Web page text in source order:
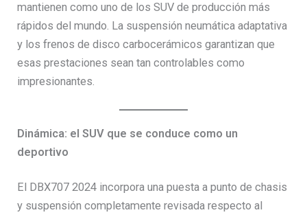
mantienen como uno de los SUV de producción más
rápidos del mundo. La suspensión neumática adaptativa
y los frenos de disco carbocerámicos garantizan que
esas prestaciones sean tan controlables como
impresionantes.
Dinámica: el SUV que se conduce como un
deportivo
El DBX707 2024 incorpora una puesta a punto de chasis
y suspensión completamente revisada respecto al